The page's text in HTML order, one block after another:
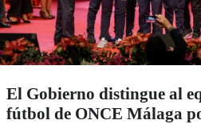
El Gobierno distingue al
fútbol de ONCE Málaga